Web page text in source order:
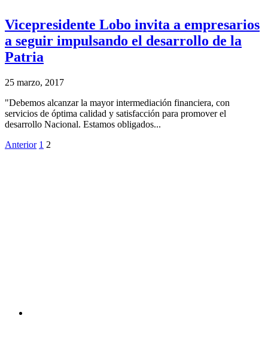
Vicepresidente Lobo invita a empresarios
a seguir impulsando el desarrollo de la
Patria
25 marzo, 2017
"Debemos alcanzar la mayor intermediación financiera, con
servicios de óptima calidad y satisfacción para promover el
desarrollo Nacional. Estamos obligados...
Anterior 1 2